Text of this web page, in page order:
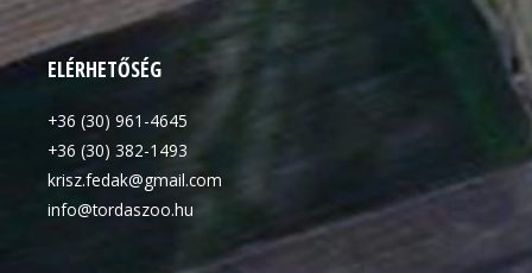
ELÉRHETŐSÉG
+36 (30) 961-4645
+36 (30) 382-1493
krisz.fedak@gmail.com
info@tordaszoo.hu